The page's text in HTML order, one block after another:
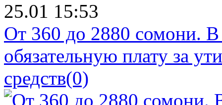
25.01 15:53
От 360 до 2880 сомони. В
обязательную плату за
средств(0)